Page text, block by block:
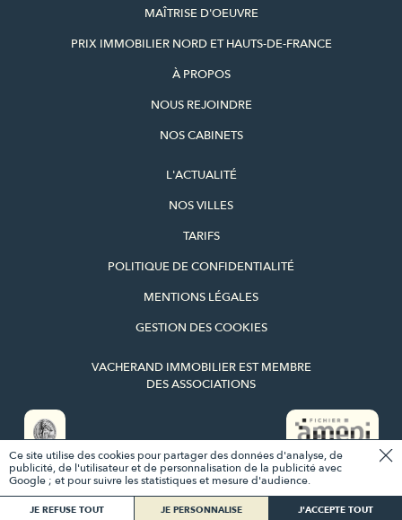
CE BIEN VOUS INTÉRESSE ?
CONTACTEZ-NOUS PROGRAMMEZ UNE VISITE
MAÎTRISE D'OEUVRE
PRIX IMMOBILIER NORD ET HAUTS-DE-FRANCE
À PROPOS
NOUS REJOINDRE
NOS CABINETS
L'ACTUALITÉ
NOS VILLES
TARIFS
POLITIQUE DE CONFIDENTIALITÉ
MENTIONS LÉGALES
GESTION DES COOKIES
VACHERAND IMMOBILIER EST MEMBRE
DES ASSOCIATIONS
NASH AND YOUNG
Ce site utilise des cookies pour partager des données d'analyse, de
publicité, de l'utilisateur et de personnalisation de la publicité avec
Google ; et pour suivre les statistiques et mesure d'audience.
JE REFUSE TOUT JE PERSONNALISE J'ACCEPTE TOUT